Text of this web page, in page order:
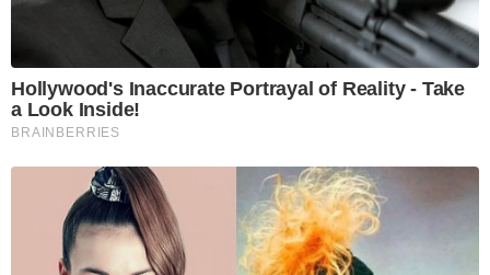
Hollywood's Inaccurate Portrayal of Reality - Take
a Look Inside!
BRAINBERRIES